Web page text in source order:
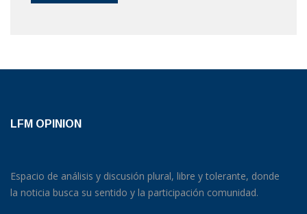
LFM OPINION
Espacio de análisis y discusión plural, libre y tolerante, donde
la noticia busca su sentido y la participación comunidad.